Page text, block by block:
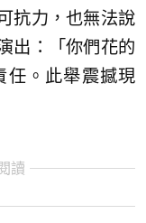
抗力，也無法說
出：「你們花的
任。此舉震撼現
讀